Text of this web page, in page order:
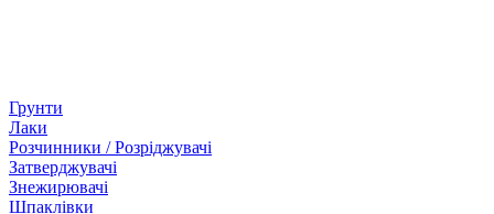
Грунти
Лаки
Розчинники / Розріджувачі
Затверджувачі
Знежирювачі
Шпаклівки